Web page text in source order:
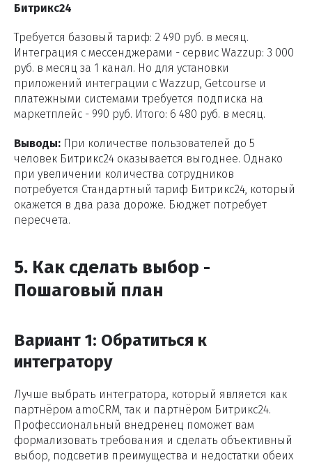
Битрикс24
Требуется базовый тариф: 2 490 руб. в месяц.
Интеграция с мессенджерами - сервис Wazzup: 3 000
руб. в месяц за 1 канал. Но для установки
приложений интеграции с Wazzup, Getcourse и
платежными системами требуется подписка на
маркетплейс - 990 руб. Итого: 6 480 руб. в месяц.
Выводы: При количестве пользователей до 5
человек Битрикс24 оказывается выгоднее. Однако
при увеличении количества сотрудников
потребуется Стандартный тариф Битрикс24, который
окажется в два раза дороже. Бюджет потребует
пересчета.
5. Как сделать выбор -
Пошаговый план
Вариант 1: Обратиться к
интегратору
Лучше выбрать интегратора, который является как
партнёром amoCRM, так и партнёром Битрикс24.
Профессиональный внедренец поможет вам
формализовать требования и сделать объективный
выбор, подсветив преимущества и недостатки обеих